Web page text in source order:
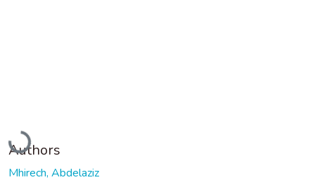
Loading...
Authors
Mhirech, Abdelaziz